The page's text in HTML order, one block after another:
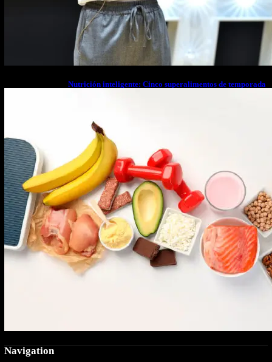
Nutrición inteligente: Cinco superalimentos de temporada
Navigation